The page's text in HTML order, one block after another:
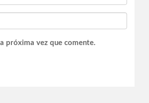
próxima vez que comente.